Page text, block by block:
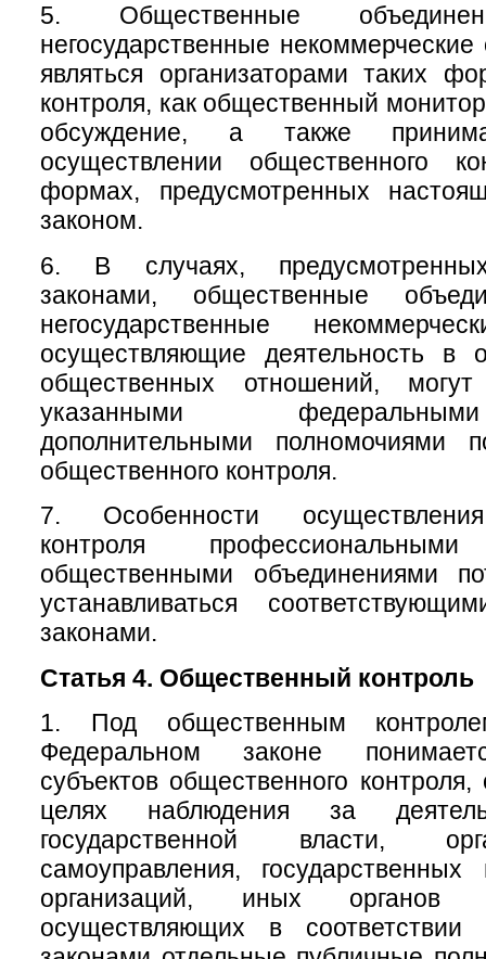
5. Общественные
негосударственные некоммерческие
являться организаторами таких
контроля, как общественный
обсуждение, а также
осуществлении общественного
формах, предусмотренных
законом.
6. В случаях,
законами, общественные
негосударственные
осуществляющие деятельность в
общественных отношений,
указанными
дополнительными полномочиями
общественного контроля.
7. Особенности
контроля
общественными объединениями
устанавливаться
законами.
Статья 4. Общественный контроль
1. Под общественным
Федеральном законе
субъектов общественного
целях наблюдения за
государственной власти,
самоуправления,
организаций, иных органов
осуществляющих в